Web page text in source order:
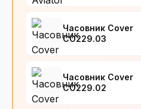
Часовник Cover
CO229.03
Часовник Cover
CO229.02